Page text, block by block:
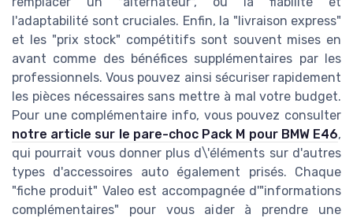
l'adaptabilité sont cruciales. Enfin, la "livraison express"
et les "prix stock" compétitifs sont souvent mises en
avant comme des bénéfices supplémentaires par les
professionnels. Vous pouvez ainsi sécuriser rapidement
les pièces nécessaires sans mettre à mal votre budget.
Pour une complémentaire info, vous pouvez consulter
notre article sur le pare-choc Pack M pour BMW E46,
qui pourrait vous donner plus d\'éléments sur d'autres
types d'accessoires auto également prisés. Chaque
"fiche produit" Valeo est accompagnée d'"informations
complémentaires" pour vous aider à prendre une